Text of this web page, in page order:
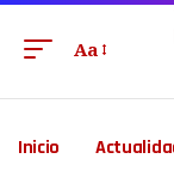
Aa
Inicio